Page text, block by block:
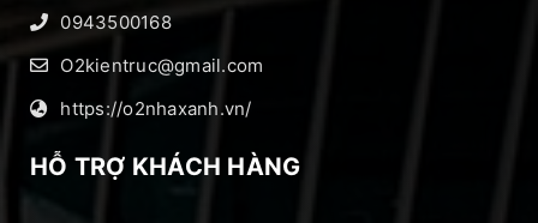
0943500168
O2kientruc@gmail.com
https://o2nhaxanh.vn/
HỖ TRỢ KHÁCH HÀNG